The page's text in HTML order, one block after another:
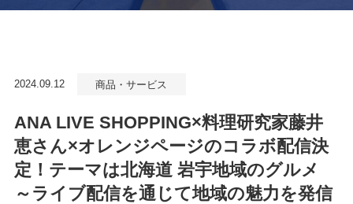
2024.09.12 商品・サービス
ANA LIVE SHOPPING×料理研究家藤井
恵さん×オレンジページのコラボ配信決
定！テーマは北海道 岩宇地域のグルメ
～ライブ配信を通じて地域の魅力を発信